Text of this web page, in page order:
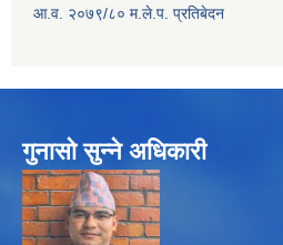
आ.व. २०७९/८० म.ले.प. प्रतिबेदन
गुनासो सुन्ने अधिकारी